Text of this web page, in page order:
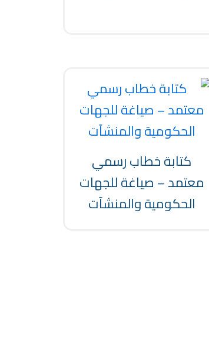
كتابة خطاب رسمي
معتمد – صياغة للجهات
الحكومية والمنشآت